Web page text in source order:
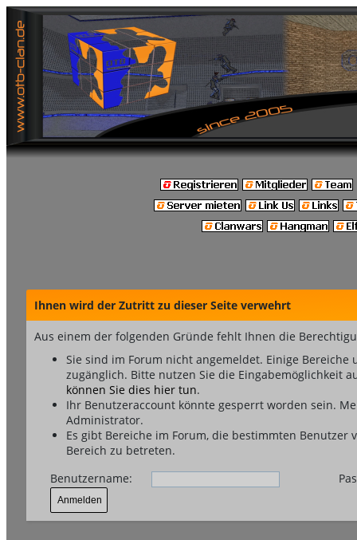
Ihnen wird der Zutritt zu dieser Seite verwehrt
Aus einem der folgenden Gründe fehlt Ihnen die
Sie sind im Forum nicht angemeldet. Einige
zugänglich. Bitte nutzen Sie die Eingabemöglichkeit
können Sie dies hier tun.
Ihr Benutzeraccount könnte gesperrt worden sein.
Administrator.
Es gibt Bereiche im Forum, die bestimmten
Bereich zu betreten.
Benutzername: